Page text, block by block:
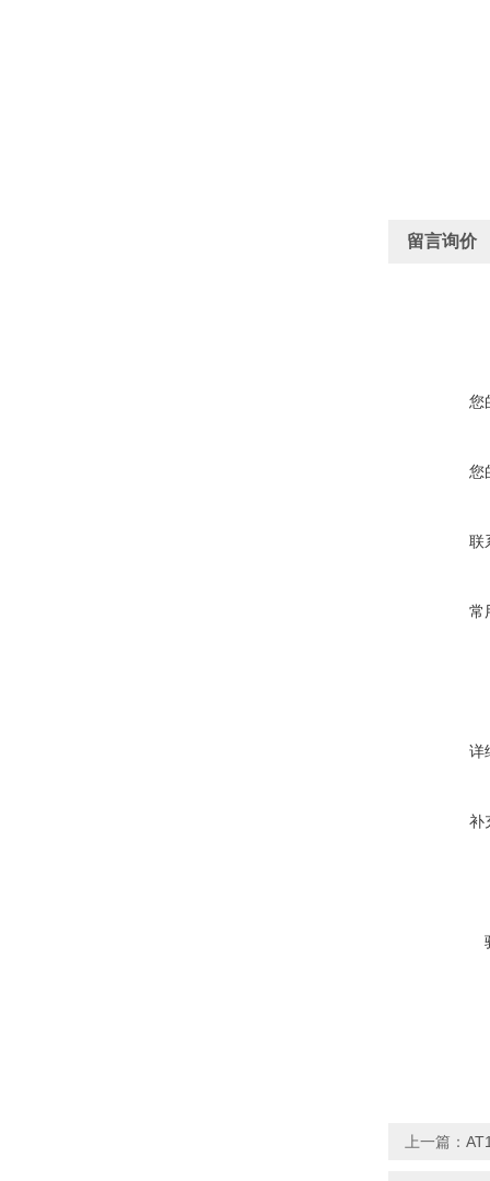
留言询价
您
您
联
常
详
补
上一篇：